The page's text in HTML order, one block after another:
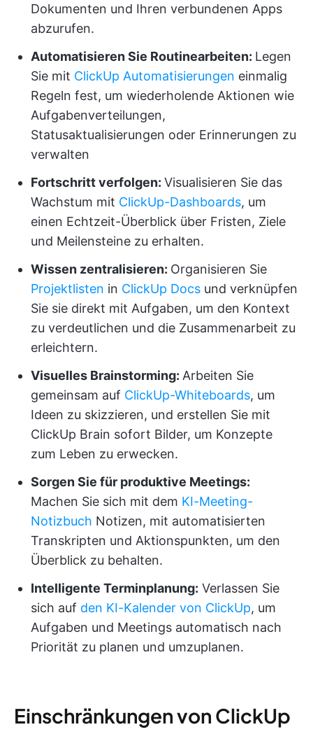
Dokumenten und Ihren verbundenen Apps
abzurufen.
Automatisieren Sie Routinearbeiten: Legen
Sie mit ClickUp Automatisierungen einmalig
Regeln fest, um wiederholende Aktionen wie
Aufgabenverteilungen,
Statusaktualisierungen oder Erinnerungen zu
verwalten
Fortschritt verfolgen: Visualisieren Sie das
Wachstum mit ClickUp-Dashboards, um
einen Echtzeit-Überblick über Fristen, Ziele
und Meilensteine zu erhalten.
Wissen zentralisieren: Organisieren Sie
Projektlisten in ClickUp Docs und verknüpfen
Sie sie direkt mit Aufgaben, um den Kontext
zu verdeutlichen und die Zusammenarbeit zu
erleichtern.
Visuelles Brainstorming: Arbeiten Sie
gemeinsam auf ClickUp-Whiteboards, um
Ideen zu skizzieren, und erstellen Sie mit
ClickUp Brain sofort Bilder, um Konzepte
zum Leben zu erwecken.
Sorgen Sie für produktive Meetings:
Machen Sie sich mit dem KI-Meeting-
Notizbuch Notizen, mit automatisierten
Transkripten und Aktionspunkten, um den
Überblick zu behalten.
Intelligente Terminplanung: Verlassen Sie
sich auf den KI-Kalender von ClickUp, um
Aufgaben und Meetings automatisch nach
Priorität zu planen und umzuplanen.
Einschränkungen von ClickUp